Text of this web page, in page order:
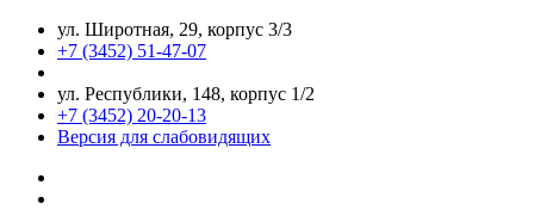
ул. Широтная, 29, корпус 3/3
+7 (3452) 51-47-07
ул. Республики, 148, корпус 1/2
+7 (3452) 20-20-13
Версия для слабовидящих